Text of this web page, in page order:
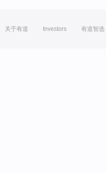
关于有道 Investors 有道智选